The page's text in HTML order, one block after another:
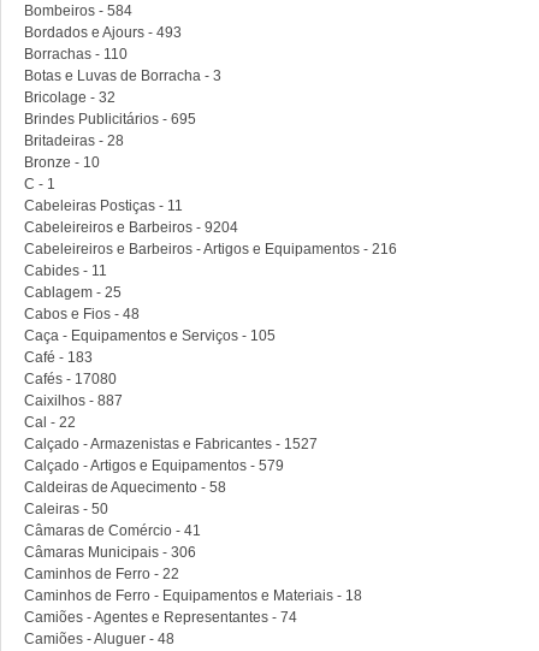
Bombeiros - 584
Bordados e Ajours - 493
Borrachas - 110
Botas e Luvas de Borracha - 3
Bricolage - 32
Brindes Publicitários - 695
Britadeiras - 28
Bronze - 10
C - 1
Cabeleiras Postiças - 11
Cabeleireiros e Barbeiros - 9204
Cabeleireiros e Barbeiros - Artigos e Equipamentos - 216
Cabides - 11
Cablagem - 25
Cabos e Fios - 48
Caça - Equipamentos e Serviços - 105
Café - 183
Cafés - 17080
Caixilhos - 887
Cal - 22
Calçado - Armazenistas e Fabricantes - 1527
Calçado - Artigos e Equipamentos - 579
Caldeiras de Aquecimento - 58
Caleiras - 50
Câmaras de Comércio - 41
Câmaras Municipais - 306
Caminhos de Ferro - 22
Caminhos de Ferro - Equipamentos e Materiais - 18
Camiões - Agentes e Representantes - 74
Camiões - Aluguer - 48